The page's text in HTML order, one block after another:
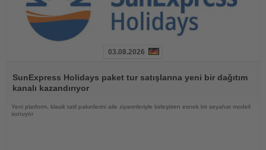
Oku
03.08.2026
SunExpress Holidays paket tur satışlarına yeni bir dağıtım
kanalı kazandırıyor
Yeni platform, klasik tatil paketlerini aile ziyaretleriyle birleştiren esnek bir seyahat modeli
sunuyor